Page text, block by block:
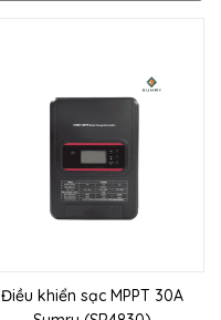
Điều khiển sạc MPPT 30A